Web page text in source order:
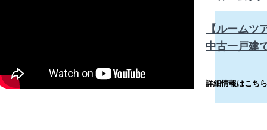
【ルーム
中古一戸建
詳細情報はこちら